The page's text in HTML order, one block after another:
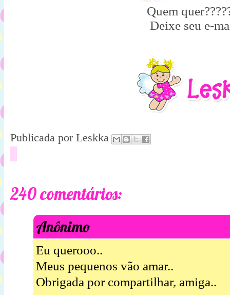
Quem
Deixe seu e-
Publicada por Leskka
240 comentários:
Anônimo
Eu querooo..
Meus pequenos vão amar..
Obrigada por compartilhar, amiga..